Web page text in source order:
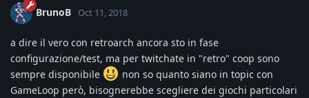
BrunoB Oct 11, 2018
a dire il vero con retroarch ancora sto in fase
configurazione/test, ma per twitchate in "retro" coop sono
sempre disponibile
non so quanto siano in topic con
GameLoop però, bisognerebbe scegliere dei giochi particolari